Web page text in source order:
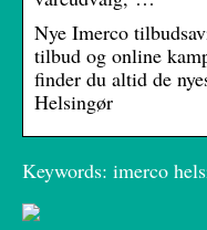
Nye Imerco
tilbud og online
finder du altid de
Helsingør
Keywords: imerco